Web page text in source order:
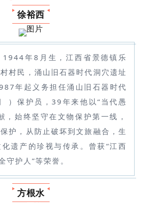
徐裕西
年8月生，江西省景德镇乐
村民，涌山旧石器时代洞穴遗址
年起义务担任涌山旧石器时代
）保护员，39年来他以“当代愚
，始终坚守在文物保护第一线，
护，从防止破坏到文旅融合，生
遗产的珍视与传承。曾获“江西
守护人”等荣誉。
方根水